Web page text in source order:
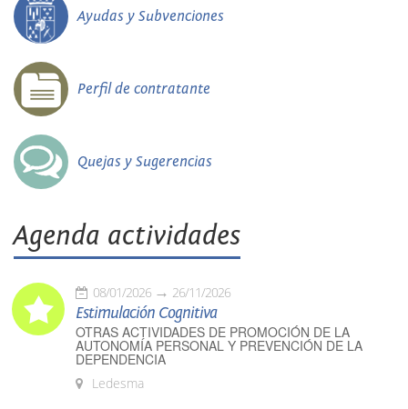
Ayudas y Subvenciones
Perfil de contratante
Quejas y Sugerencias
Agenda actividades
08/01/2026 26/11/2026
Estimulación Cognitiva
OTRAS ACTIVIDADES DE PROMOCIÓN DE LA
AUTONOMÍA PERSONAL Y PREVENCIÓN DE LA
DEPENDENCIA
Ledesma